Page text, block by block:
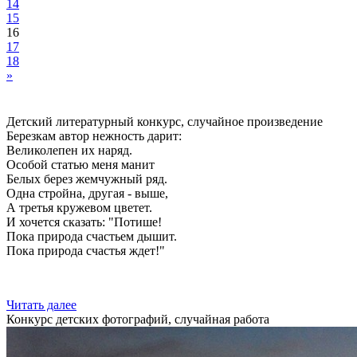
14
15
16
17
18
»
Детский литературный конкурс, случайное произведение
Березкам автор нежность дарит:
Великолепен их наряд.
Особой статью меня манит
Белых берез жемчужный ряд.
Одна стройна, другая - выше,
А третья кружевом цветет.
И хочется сказать: "Потише!
Пока природа счастьем дышит.
Пока природа счастья ждет!"
Читать далее
Конкурс детских фотографий, случайная работа